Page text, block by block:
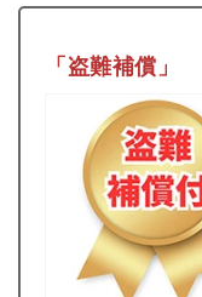
「盗難補償」